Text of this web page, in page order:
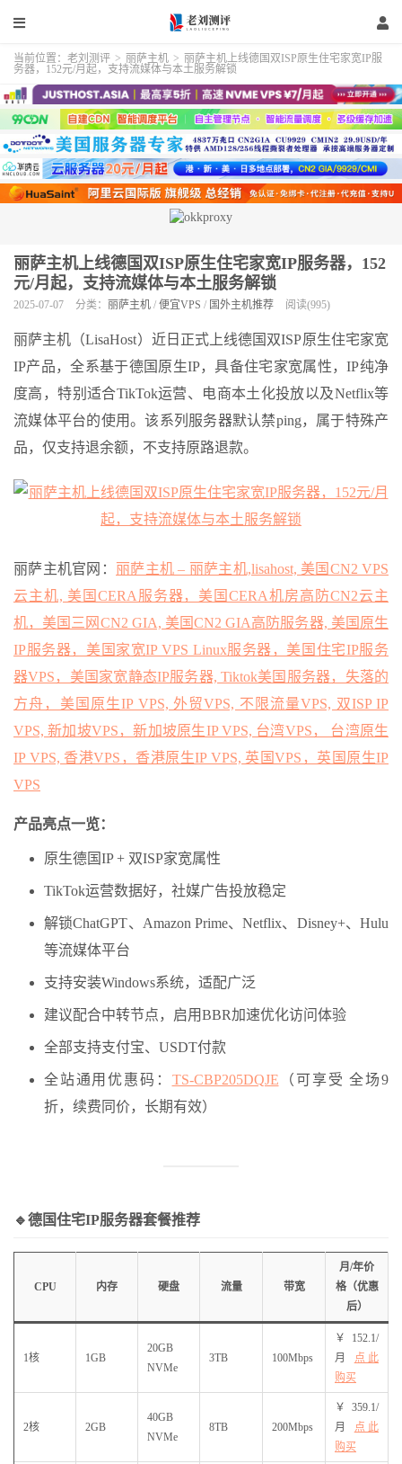
当前位置： 老刘测评 > 丽萨主机 > 丽萨主机上线德国双ISP原生住宅家宽IP服
务器，152元/月起，支持流媒体与本土服务解锁
丽萨主机上线德国双ISP原生住宅家宽IP服务器，152
元/月起，支持流媒体与本土服务解锁
2025-07-07 分类： 丽萨主机 / 便宜VPS / 国外主机推荐 阅读(995)
丽萨主机（LisaHost）近日正式上线德国双ISP原生住宅家宽
IP产品，全系基于德国原生IP，具备住宅家宽属性，IP纯净
度高，特别适合TikTok运营、电商本土化投放以及Netflix等
流媒体平台的使用。该系列服务器默认禁ping，属于特殊产
品，仅支持退余额，不支持原路退款。
丽萨主机官网： 丽萨主机 – 丽萨主机,lisahost, 美国CN2 VPS
云主机, 美国CERA服务器，美国CERA机房高防CN2云主
机，美国三网CN2 GIA, 美国CN2 GIA高防服务器, 美国原生
IP服务器，美国家宽IP VPS Linux服务器，美国住宅IP服务
器VPS，美国家宽静态IP服务器, Tiktok美国服务器，失落的
方舟，美国原生IP VPS, 外贸VPS, 不限流量VPS, 双ISP IP
VPS, 新加坡VPS，新加坡原生IP VPS, 台湾VPS， 台湾原生
IP VPS, 香港VPS，香港原生IP VPS, 英国VPS，英国原生IP
VPS
产品亮点一览：
原生德国IP + 双ISP家宽属性
TikTok运营数据好，社媒广告投放稳定
解锁ChatGPT、Amazon Prime、Netflix、Disney+、Hulu
等流媒体平台
支持安装Windows系统，适配广泛
建议配合中转节点，启用BBR加速优化访问体验
全部支持支付宝、USDT付款
全站通用优惠码： TS-CBP205DQJE （可享受 全场9
折，续费同价，长期有效）
🔹德国住宅IP服务器套餐推荐
CPU 内存 硬盘 流量 带宽
月/年价
格（优惠
后）
1核 1GB
20GB
NVMe
3TB 100Mbps
￥152.1/
月 点此
购买
2核 2GB
40GB
NVMe
8TB 200Mbps
￥359.1/
月 点此
购买